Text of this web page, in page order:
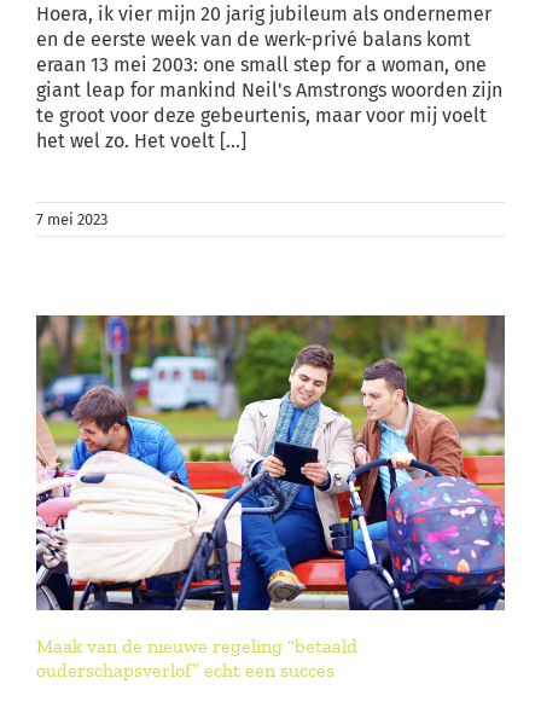
Hoera, ik vier mijn 20 jarig jubileum als ondernemer
en de eerste week van de werk-privé balans komt
eraan 13 mei 2003: one small step for a woman, one
giant leap for mankind Neil's Amstrongs woorden zijn
te groot voor deze gebeurtenis, maar voor mij voelt
het wel zo. Het voelt [...]
7 mei 2023
Maak van de nieuwe regeling “betaald
ouderschapsverlof” echt een succes